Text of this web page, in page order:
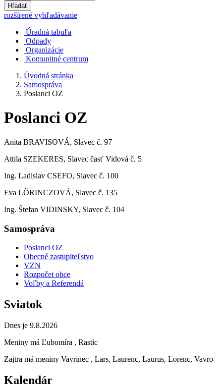
Hľadať
rozšírené vyhľadávanie
Úradná tabuľa
Odpady
Organizácie
Komunitné centrum
Úvodná stránka
Samospráva
Poslanci OZ
Poslanci OZ
Anita BRAVISOVÁ, Slavec č. 97
Attila SZEKERES, Slavec časť Vidová č. 5
Ing. Ladislav CSEFO, Slavec č. 100
Eva LŐRINCZOVÁ, Slavec č. 135
Ing. Štefan VIDINSKY, Slavec č. 104
Samospráva
Poslanci OZ
Obecné zastupiteľstvo
VZN
Rozpočet obce
Voľby a Referendá
Sviatok
Dnes je 9.8.2026
Meniny má Ľubomíra , Rastic
Zajtra má meniny Vavrinec , Lars, Laurenc, Laurus, Lorenc, Vavro
Kalendár